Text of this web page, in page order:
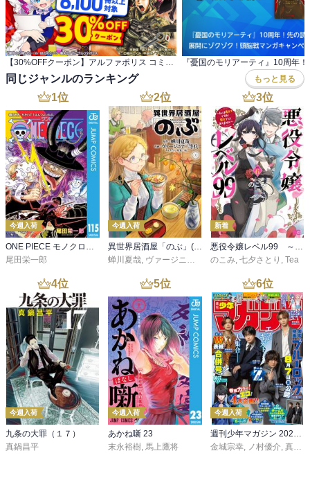
同じジャンルのランキング もっと見る
1位
今週入荷
ONE PIECE モノクロ版 115
尾田栄一郎
2位
今週入荷
異世界居酒屋「のぶ」(22)
蝉川夏哉, ヴァージニア二等兵 ,転
3位
新着
悪役令嬢レベル99 ～私は裏ボスですが魔王ではありません～ その６
のこみ, 七夕さとり , Tea
4位
今週入荷
九条の大罪（１７）
真鍋昌平
5位
今週入荷
あかね噺 23
末永裕樹 馬上鷹将
6位
今週入荷
金城宗幸
ノ村優介 真島ヒロ